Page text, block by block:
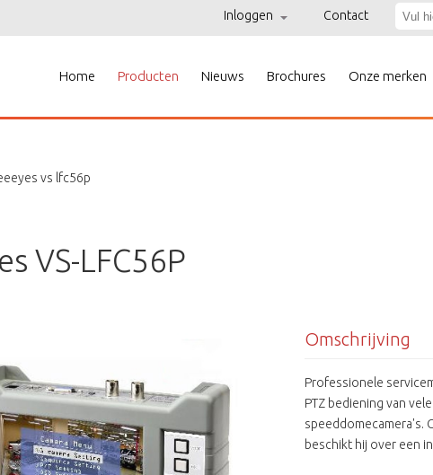
Inloggen Contact
Home Producten Nieuws Brochures Onze merken
vs lfc56p
VS-LFC56P
Omschrijving
Professionele
PTZ bediening van
speeddomecamera's.
beschikt hij over een